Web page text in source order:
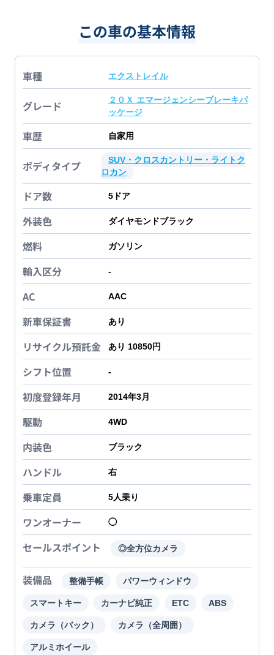
この車の基本情報
車種 エクストレイル
グレード
２０Ｘ エマージェンシーブレーキパ
ッケージ
車歴 自家用
ボディタイプ
SUV・クロスカントリー・ライトク
ロカン
ドア数 5 ドア
外装色 ダイヤモンドブラック
燃料 ガソリン
輸入区分 -
AC AAC
新車保証書 あり
リサイクル預託金 あり 10850円
シフト位置 -
初度登録年月 2014年3月
駆動 4WD
内装色 ブラック
ハンドル 右
乗車定員 5人乗り
ワンオーナー ◯
セールスポイント ◎全方位カメラ
装備品 整備手帳 パワーウィンドウ
スマートキー カーナビ純正 ETC ABS
カメラ（バック） カメラ（全周囲）
アルミホイール